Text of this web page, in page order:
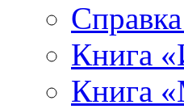
Книга
Книга